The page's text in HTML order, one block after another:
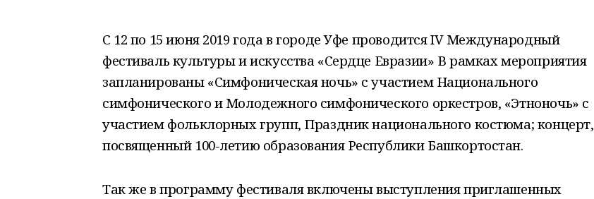
С 12 по 15 июня 2019 года в городе Уфе проводится IV Международный
фестиваль культуры и искусства «Сердце Евразии» В рамках мероприятия
запланированы «Симфоническая ночь» с участием Национального
симфонического и Молодежного симфонического оркестров, «Этноночь» с
участием фольклорных групп, Праздник национального костюма; концерт,
посвященный 100-летию образования Республики Башкортостан.
Так же в программу фестиваля включены выступления приглашенных